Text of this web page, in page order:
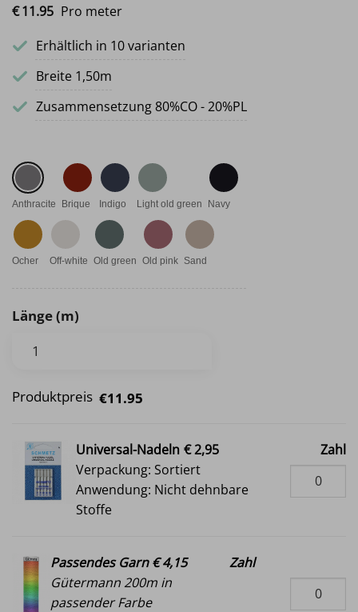
€11.95 Pro meter
Erhältlich in 10 varianten
Breite 1,50m
Zusammensetzung 80%CO - 20%PL
Anthracite Brique Indigo Light old green Navy
Ocher Off-white Old green Old pink Sand
Länge (m)
Produktpreis €11.95
Universal-Nadeln € 2,95
Verpackung: Sortiert
Anwendung: Nicht dehnbare
Stoffe
Zahl
Passendes Garn € 4,15
Gütermann 200m in
passender Farbe
Zahl